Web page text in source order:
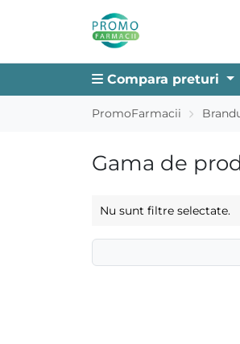
Compara preturi
PromoFarmacii
Gama de
Nu sunt filtre selectate.